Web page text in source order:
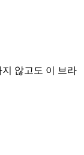
않고도 이 브라